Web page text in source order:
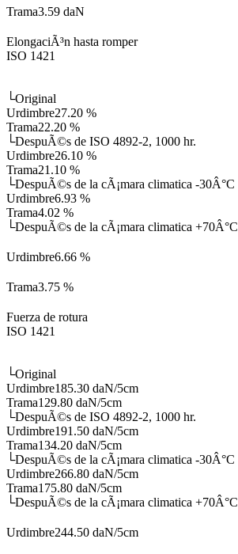
Trama3.59 daN
ElongaciÃ³n hasta romper
ISO 1421
└Original
Urdimbre27.20 %
Trama22.20 %
└DespuÃ©s de ISO 4892-2, 1000 hr.
Urdimbre26.10 %
Trama21.10 %
└DespuÃ©s de la cÃ¡mara climatica -30Â°C
Urdimbre6.93 %
Trama4.02 %
└DespuÃ©s de la cÃ¡mara climatica +70Â°C
Urdimbre6.66 %
Trama3.75 %
Fuerza de rotura
ISO 1421
└Original
Urdimbre185.30 daN/5cm
Trama129.80 daN/5cm
└DespuÃ©s de ISO 4892-2, 1000 hr.
Urdimbre191.50 daN/5cm
Trama134.20 daN/5cm
└DespuÃ©s de la cÃ¡mara climatica -30Â°C
Urdimbre266.80 daN/5cm
Trama175.80 daN/5cm
└DespuÃ©s de la cÃ¡mara climatica +70Â°C
Urdimbre244.50 daN/5cm